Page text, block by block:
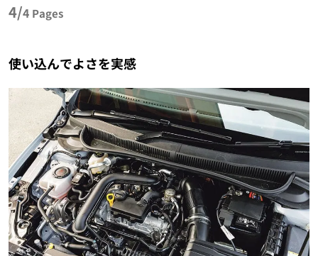
4/4 Pages
使い込んでよさを実感